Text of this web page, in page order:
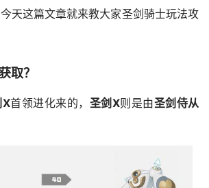
天这篇文章就来教大家圣剑骑士玩法攻
取？
X首领进化来的， 圣剑X则是由圣剑侍从